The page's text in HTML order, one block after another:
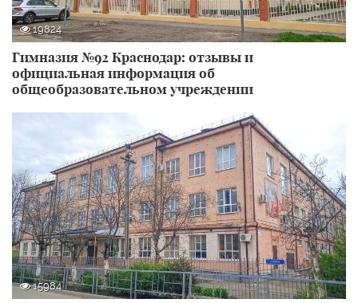
19824
Гимназия №92 Краснодар: отзывы и
официальная информация об
общеобразовательном учреждении
15984